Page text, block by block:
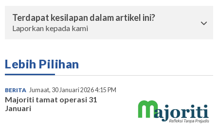
Terdapat kesilapan dalam artikel ini?
Laporkan kepada kami
Lebih Pilihan
BERITA Jumaat, 30 Januari 2026 4:15 PM
Majoriti tamat operasi 31
Januari